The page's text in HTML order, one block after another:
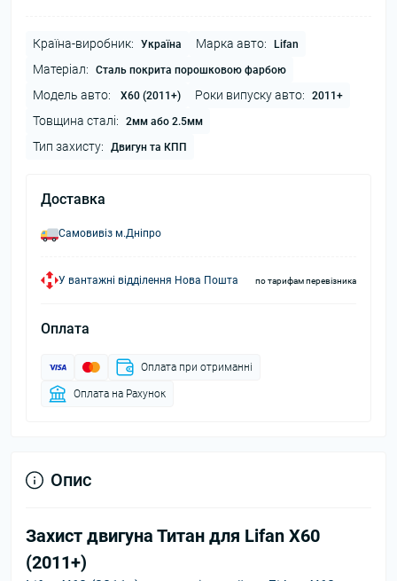
Країна-виробник: Україна Марка авто: Lifan
Матеріал: Сталь покрита порошковою фарбою
Модель авто: X60 (2011+) Роки випуску авто: 2011+
Товщина сталі: 2мм або 2.5мм
Тип захисту: Двигун та КПП
Доставка
Самовивіз м.Дніпро
У вантажні відділення Нова Пошта по тарифам перевізника
Оплата
Оплата при отриманні
Оплата на Рахунок
Опис
Захист двигуна Титан для Lifan X60
(2011+)